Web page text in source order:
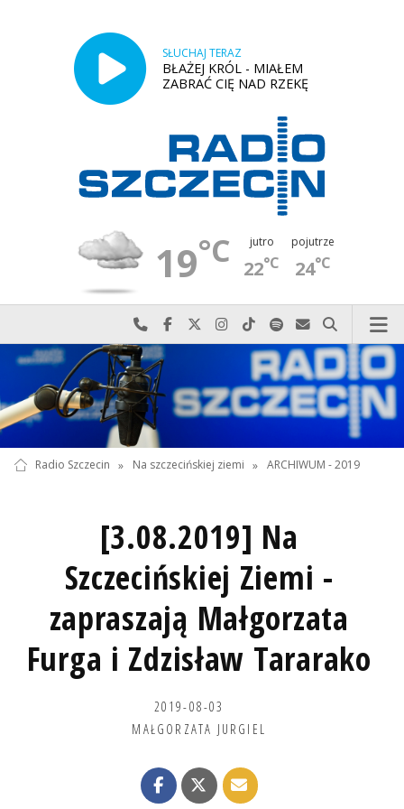
SŁUCHAJ TERAZ
BŁAŻEJ KRÓL - MIAŁEM
ZABRAĆ CIĘ NAD RZEKĘ
19°C jutro
22°C
pojutrze
24°C
Najlepiej po prostu do nas zadzwoń
Odwiedź nas na Facebook-u
Odwiedź nas na X
Odwiedź nas na Instagram-ie
Odwiedź nas na TikTok-u
Szukaj nas na Spotify
Wyślij do nas
Szukaj
Radio Szczecin » Na szczecińskiej ziemi » ARCHIWUM - 2019
[3.08.2019] Na
Szczecińskiej Ziemi -
zapraszają Małgorzata
Furga i Zdzisław Tararako
2019-08-03
MAŁGORZATA JURGIEL